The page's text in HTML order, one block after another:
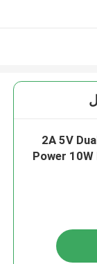
2A 5V Dual Port USB Charger
Power 10W